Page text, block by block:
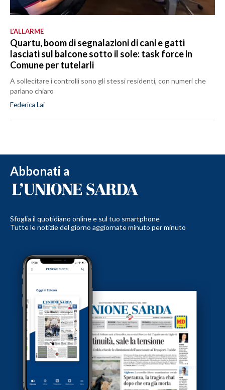
L’ALLARME
Quartu, boom di segnalazioni di cani e gatti
lasciati sul balcone sotto il sole: task force in
Comune per tutelarli
A sollecitare i controlli sono gli stessi residenti, con numeri che
parlano chiaro
Federica Lai
Abbonati a
Sfoglia il quotidiano online e sul tuo smartphone
Tutte le notizie del giorno aggiornate minuto per minuto